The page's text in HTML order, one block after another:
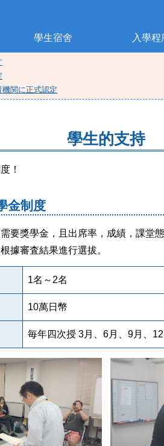
學生宿舍 入學程
関に正式認定
學生的支持
！
金制度
要獎學金，且出席率，成績，課堂
據審査結果進行選拔。
1名～2名
10萬日幣
毎年四次授 3月、6月、9月、